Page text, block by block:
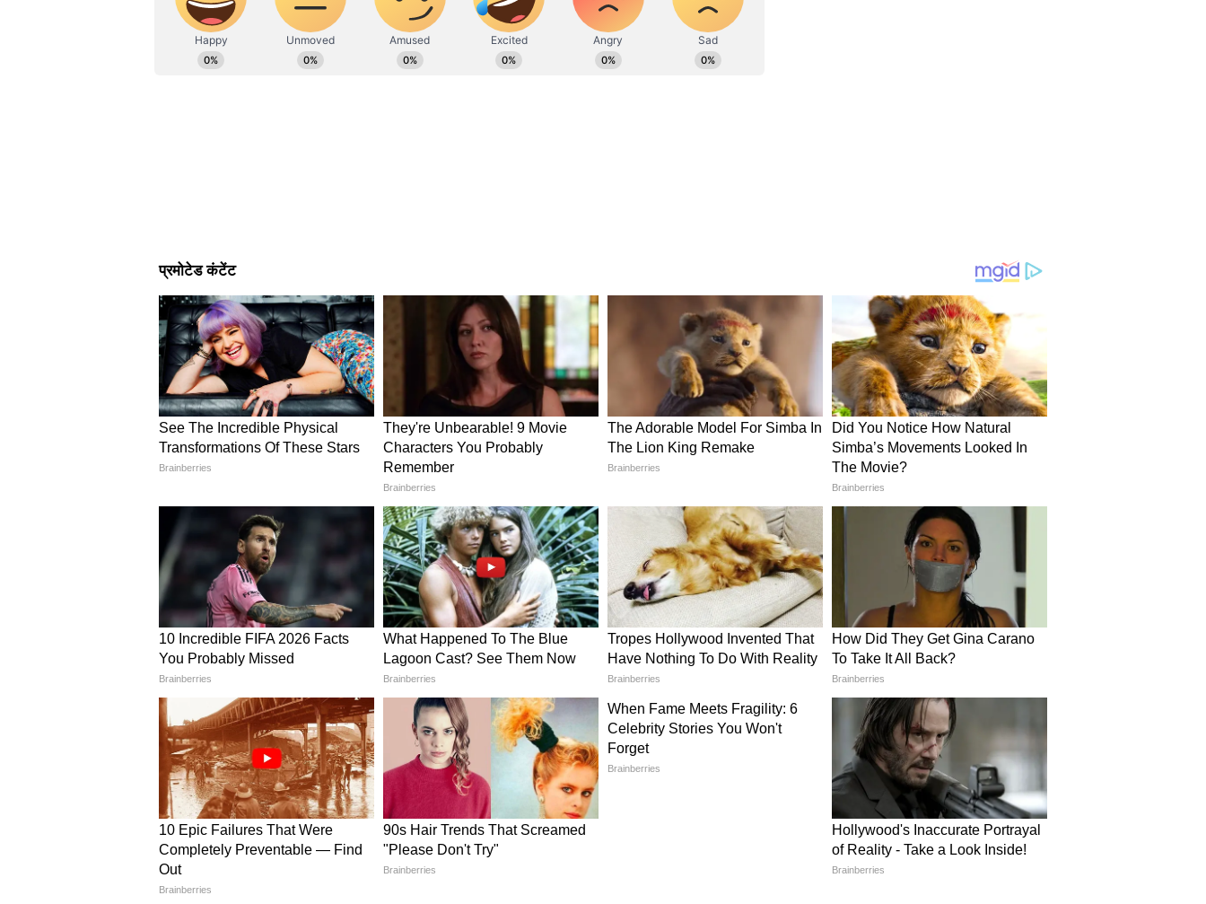
बचाव भी जरूरी है। यदि किसी पेड़ या अन्य पौधे की छाया मिर्च के पौधों पर पड़ रही हो तो उसे
हटाने या पौधे को अधिक धूप वाली जगह पर शिफ्ट करें।
सकता है।
और पढ़ें -Best Garden Bugs: बगीचे के 8 कीड़े कभी ना भगाएं, दुश्मन नहीं दोस्त हैं ये
शुरुआती फूलों को हटा दें
यह काम कई गार्डनर्स को पसंद नहीं आता, लेकिन मिर्च के पौधों के लिए यह काफी फायदेमंद माना
जाता है। जब पौधा अभी छोटा हो और उस पर शुरुआती फूल आने लगें, तो उन्हें हल्के हाथों से तोड़
देना चाहिए। ऐसा करने से पौधे की ऊर्जा फल बनाने की बजाय जड़ों और पत्तियों को मजबूत बनाने
में लगती है। मजबूत पौधे बाद में ज्यादा संख्या में और बेहतर गुणवत्ता वाली मिर्च पैदा करते हैं।
इसलिए शुरुआती कुछ फूल हटाने से लंबे समय में प्रोडक्शन बढ़ सकता है।
मल्चिंग जरूर करें
मल्चिंग यानी पौधों के आसपास मिट्टी को किसी जैविक सामग्री से ढक देना। यह एक आसान लेकिन
बेहद असरदार टैक्निक है। सूखी घास, पत्तियां, भूसा या नारियल की भूसी जैसी नैचुरल सामग्री का
यूज मल्च के रूप में किया जा सकता है। इससे मिट्टी की नमी लंबे समय तक बनी रहती है, खरपतवार
कम उगते हैं और जड़ों को ज्यादा गर्मी से सेफ्टी मिलती है। इसके अलावा बारिश के दौरान मिट्टी के
छींटों से फैलने वाली कई बीमारियों का खतरा भी कम हो जाता है।